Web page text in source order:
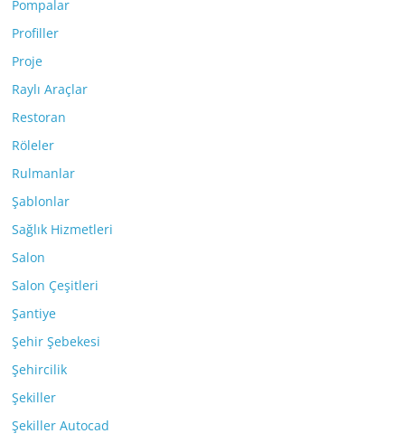
Pompalar
Profiller
Proje
Raylı Araçlar
Restoran
Röleler
Rulmanlar
Şablonlar
Sağlık Hizmetleri
Salon
Salon Çeşitleri
Şantiye
Şehir Şebekesi
Şehircilik
Şekiller
Şekiller Autocad